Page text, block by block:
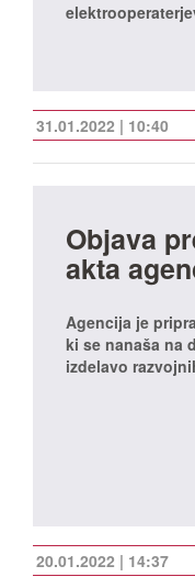
31.01.2022 | 10:40
Objava
akta
Agencija je
ki se nanaša na
izdelavo
20.01.2022 | 14:37